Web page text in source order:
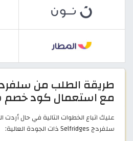
طريقة الطلب من
مع استعمال كود خصم
عليك اتباع الخطوات التالية في حال
سلفردج Selfridges ذات الجودة العالية: